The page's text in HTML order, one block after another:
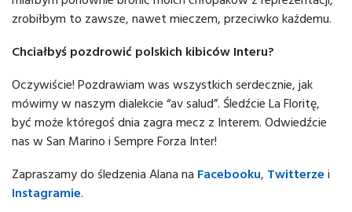
zrobiłbym to zawsze, nawet mieczem, przeciwko każdemu.
Chciałbyś pozdrowić polskich kibiców Interu?
Oczywiście! Pozdrawiam was wszystkich serdecznie, jak
mówimy w naszym dialekcie “av salud”. Śledźcie La Floritę,
być może któregoś dnia zagra mecz z Interem. Odwiedźcie
nas w San Marino i Sempre Forza Inter!
Zapraszamy do śledzenia Alana na Facebooku, Twitterze i
Instagramie.